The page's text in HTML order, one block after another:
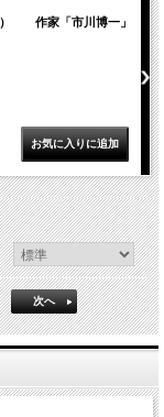
） 作家「市川博一」
次へ